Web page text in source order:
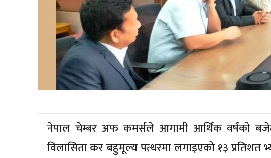
नेपाल चेम्बर अफ कमर्सले आगामी आर्थिक वर्षको
विलासिता कर बहुमूल्य पत्थरमा लगाइएको १३ प्रतिशत